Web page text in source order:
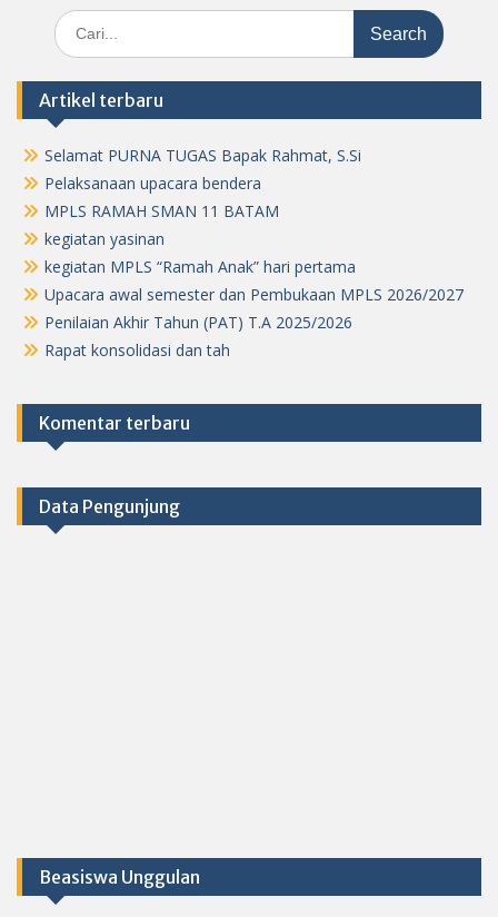
Search
for:
Artikel terbaru
Selamat PURNA TUGAS Bapak Rahmat, S.Si
Pelaksanaan upacara bendera
MPLS RAMAH SMAN 11 BATAM
kegiatan yasinan
kegiatan MPLS “Ramah Anak” hari pertama
Upacara awal semester dan Pembukaan MPLS 2026/2027
Penilaian Akhir Tahun (PAT) T.A 2025/2026
Rapat konsolidasi dan tah
Komentar terbaru
Data Pengunjung
Beasiswa Unggulan